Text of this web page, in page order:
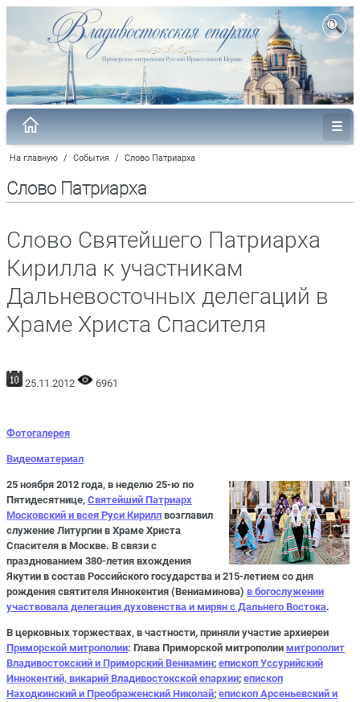
На главную / События / Слово Патриарха
Слово Патриарха
Слово Святейшего Патриарха
Кирилла к участникам
Дальневосточных делегаций в
Храме Христа Спасителя
25.11.2012 6961
Фотогалерея
Видеоматериал
25 ноября 2012 года, в неделю 25-ю по
Пятидесятнице, Святейший Патриарх
Московский и всея Руси Кирилл возглавил
служение Литургии в Храме Христа
Спасителя в Москве. В связи с
празднованием 380-летия вхождения
Якутии в состав Российского государства и 215-летием со дня
рождения святителя Иннокентия (Вениаминова) в богослужении
участвовала делегация духовенства и мирян с Дальнего Востока.
В церковных торжествах, в частности, приняли участие архиереи
Приморской митрополии: Глава Приморской митрополии митрополит
Владивостокский и Приморский Вениамин; епископ Уссурийский
Иннокентий, викарий Владивостокской епархии; епископ
Находкинский и Преображенский Николай; епископ Арсеньевский и